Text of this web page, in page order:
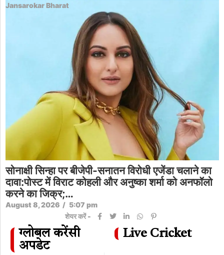
Jansarokar Bharat
सोनाक्षी सिन्हा पर बीजेपी-सनातन विरोधी एजेंडा चलाने का
दावा:पोस्ट में विराट कोहली और अनुष्का शर्मा को अनफॉलो
करने का जिक्र;…
August 8, 2026 / 5:07 pm
शेयर करें -
ग्लोबल करेंसी
अपडेट
Live Cricket